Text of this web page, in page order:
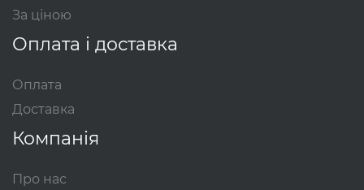
За ціною
Оплата і доставка
Оплата
Доставка
Компанія
Про нас